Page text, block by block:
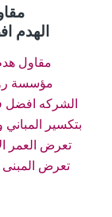
الهدم
مقاول
مؤسسة
الشركه افضل
بتكسير المباني
تعرض العمر
تعرض المبنى